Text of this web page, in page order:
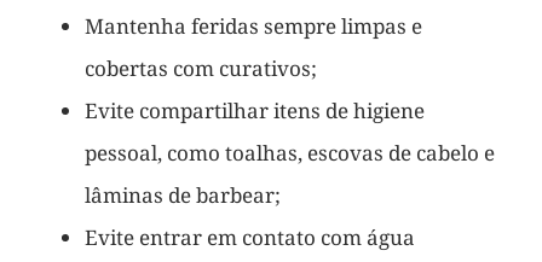
Mantenha feridas sempre limpas e
cobertas com curativos;
Evite compartilhar itens de higiene
pessoal, como toalhas, escovas de cabelo e
lâminas de barbear;
Evite entrar em contato com água